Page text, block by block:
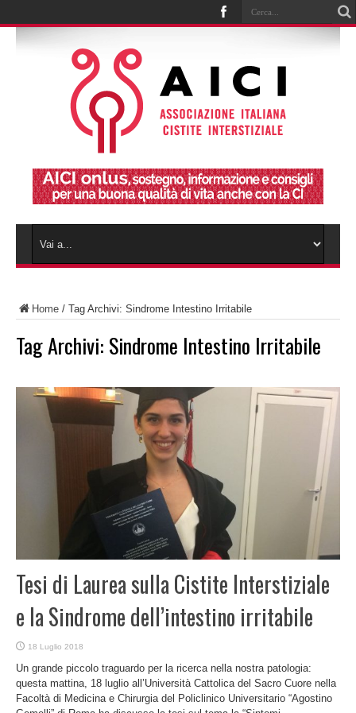
Home / Tag Archivi: Sindrome Intestino Irritabile
Tag Archivi: Sindrome Intestino Irritabile
Tesi di Laurea sulla Cistite Interstiziale
e la Sindrome dell’intestino irritabile
18 Luglio 2018
Un grande piccolo traguardo per la ricerca nella nostra patologia:
questa mattina, 18 luglio all’Università Cattolica del Sacro Cuore nella
Facoltà di Medicina e Chirurgia del Policlinico Universitario “Agostino